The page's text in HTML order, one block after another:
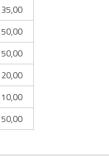
35,00
50,00
50,00
20,00
10,00
50,00